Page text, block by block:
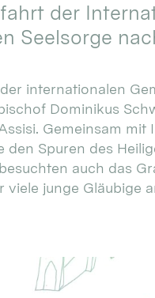
der
Seelsorge
internationalen
Dominikus
Gemeinsam mit
den Spuren des
auch das
viele junge Gläubige